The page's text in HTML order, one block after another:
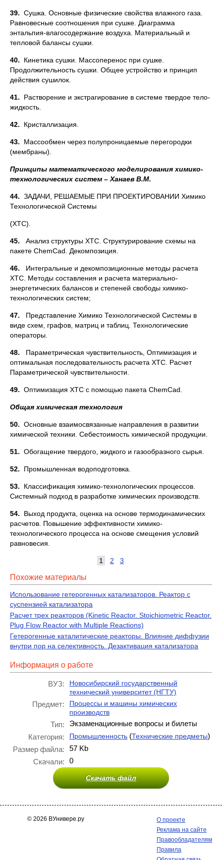
39. Сушка. Основные физические свойства влажного газа.
Равновесные соотношения при сушке. Диаграмма
энтальпия-влагосодержание воздуха. Материальный и
тепловой балансы сушки.
40. Кинетика сушки. Массоперенос при сушке.
Продолжительность сушки. Общее устройство и принцип
действия сушилок.
41. Растворение и экстрагирование в системе твердое тело-
жидкость.
42. Кристаллизация.
43. Массообмен через полупроницаемые перегородки
(мембраны).
Принципы математического моделирования химико-
технологических систем – Ханаев В.М.
44. ЗАДАЧИ, РЕШАЕМЫЕ ПРИ ПРОЕКТИРОВАНИИ Химико
Технологической Системы
(ХТС).
45.
Анализ структуры ХТС. Структурирование схемы на
пакете ChemCad. Декомпозиция.
46.
Интегральные и декомпозиционные методы расчета
ХТС. Методы составления и расчета материально-
энергетических балансов и степеней свободы химико-
технологических систем;
47.
Представление Химико Технологической Системы в
виде схем, графов, матриц и таблиц. Технологические
операторы.
48.
Параметрическая чувствительность, Оптимизация и
оптимальная последовательность расчета ХТС. Расчет
Параметрической чувствительности.
49. Оптимизация ХТС с помощью пакета ChemCad.
Общая химическая технология
50. Основные взаимосвязанные направления в развитии
химической техники. Себестоимость химической продукции.
51. Обогащение твердого, жидкого и газообразного сырья.
52. Промышленная водоподготовка.
53. Классификация химико-технологических процессов.
Системный подход в разработке химических производств.
54. Выход продукта, оценка на основе термодинамических
расчетов. Повышение эффективности химико-
технологического процесса на основе смещения условий
равновесия.
1 2 3
Похожие материалы
Использование гетерогенных катализаторов. Реактор с
суспензией катализатора
Расчет трех реакторов (Kinetic Reactor. Stoichiometric Reactor.
Plug Flow Reactor with Multiple Reactions)
Гетерогенные каталитические реакторы. Влияние диффузии
внутри пор на селективность. Дезактивация катализатора
Информация о работе
ВУЗ:
Новосибирский государственный
технический университет (НГТУ)
Предмет:
Процессы и машины химических
производств
Тип:
Экзаменационные вопросы и билеты
Категория:
Промышленность (Технические предметы)
Размер файла:
57 Kb
Скачали:
0
Скачать файл
© 2026 ВУнивере.ру
О проекте
Реклама на сайте
Правообладателям
Правила